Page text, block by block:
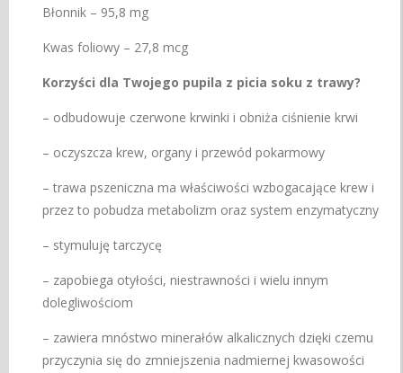
Błonnik – 95,8 mg
Kwas foliowy – 27,8 mcg
Korzyści dla Twojego pupila z picia soku z trawy?
– odbudowuje czerwone krwinki i obniża ciśnienie krwi
– oczyszcza krew, organy i przewód pokarmowy
– trawa pszeniczna ma właściwości wzbogacające krew i
przez to pobudza metabolizm oraz system enzymatyczny
– stymuluję tarczycę
– zapobiega otyłości, niestrawności i wielu innym
dolegliwościom
– zawiera mnóstwo minerałów alkalicznych dzięki czemu
przyczynia się do zmniejszenia nadmiernej kwasowości